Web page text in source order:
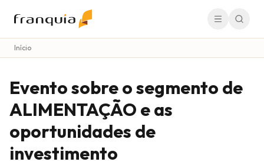
Início
Evento sobre o segmento de
ALIMENTAÇÃO e as
oportunidades de
investimento